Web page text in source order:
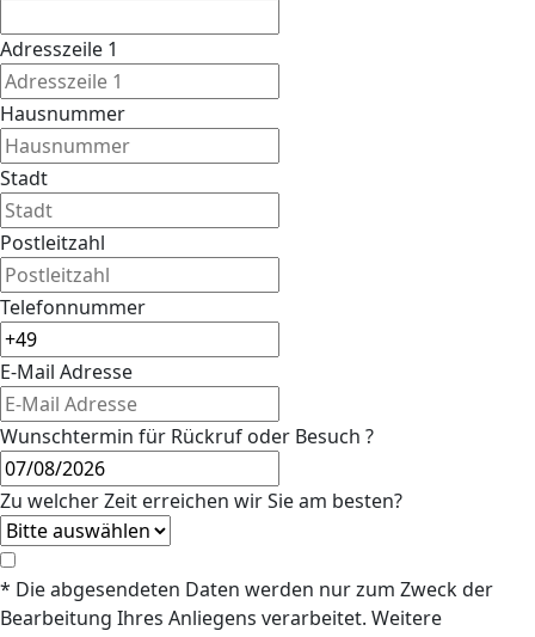
Adresszeile 1
Hausnummer
Stadt
Postleitzahl
Telefonnummer
E-Mail Adresse
Wunschtermin für Rückruf oder Besuch ?
Zu welcher Zeit erreichen wir Sie am besten?
* Die abgesendeten Daten werden nur zum Zweck der
Bearbeitung Ihres Anliegens verarbeitet. Weitere